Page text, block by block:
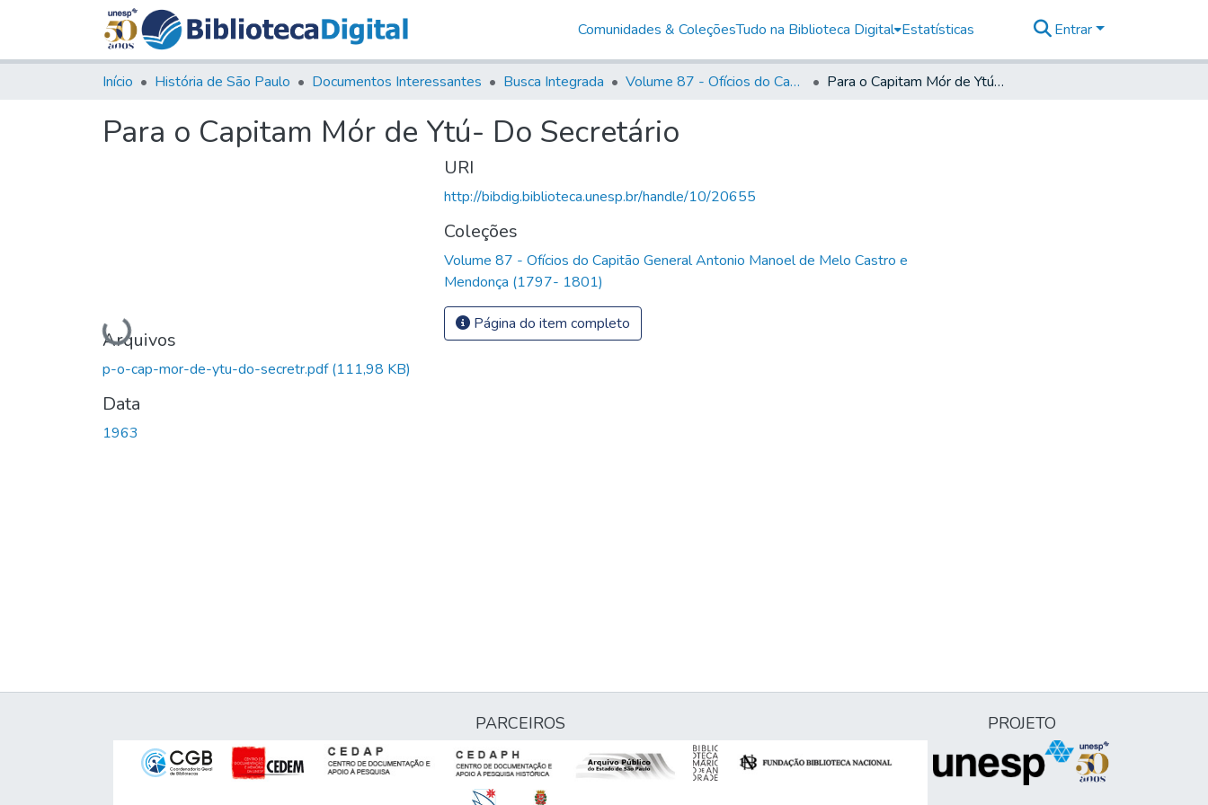
Comunidades & ColeçõesTudo na Biblioteca Digital Estatísticas Entrar
Início História de São Paulo Documentos Interessantes Busca Integrada Volume 87 - Ofícios do Capitão General Antonio Manoel de Melo Castro e Mendonça (1797- 1801) Para o Capitam Mór de Ytú- Do Secretário
Para o Capitam Mór de Ytú- Do Secretário
Carregando...
Arquivos
p-o-cap-mor-de-ytu-do-secretr.pdf(111,98 KB)
Data
1963
URI
http://bibdig.biblioteca.unesp.br/handle/10/20655
Coleções
Volume 87 - Ofícios do Capitão General Antonio Manoel de Melo Castro e
Mendonça (1797- 1801)
Página do item completo
PARCEIROS PROJETO